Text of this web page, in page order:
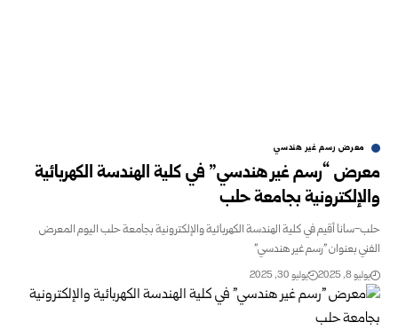
معرض رسم غير هندسي
معرض “رسم غير هندسي” في كلية الهندسة الكهربائية
والإلكترونية بجامعة حلب
حلب-سانا أقيم في كلية الهندسة الكهربائية والإلكترونية بجامعة حلب اليوم المعرض
الفني بعنوان "رسم غير هندسي"
يوليو 8, 2025 يوليو 30, 2025